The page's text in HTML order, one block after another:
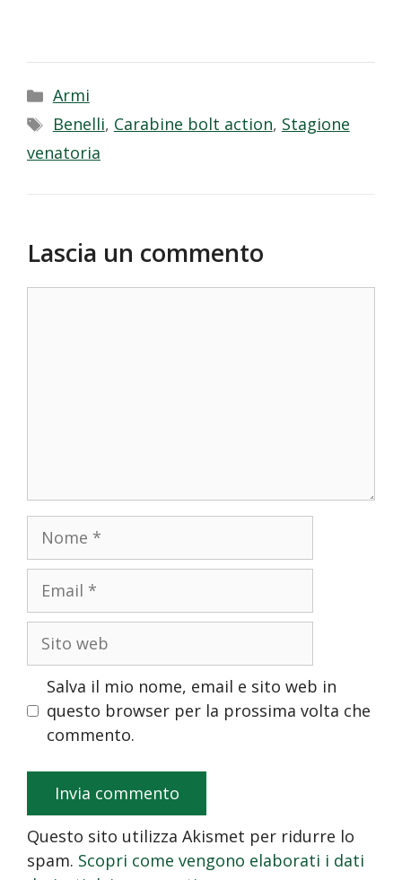
Categorie
Armi
Tag
Benelli, Carabine bolt action, Stagione
venatoria
Lascia un commento
Nome
Email
Sito web
Salva il mio nome, email e sito web in
questo browser per la prossima volta che
commento.
Questo sito utilizza Akismet per ridurre lo
spam. Scopri come vengono elaborati i dati